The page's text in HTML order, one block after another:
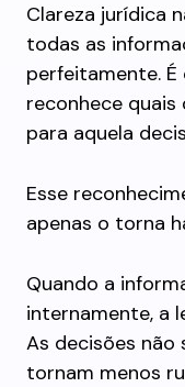
Clareza jurídica
todas as
perfeitamente.
reconhece
para aquela
Esse
apenas o torna
Quando a
internamente, a
As decisões não
tornam menos